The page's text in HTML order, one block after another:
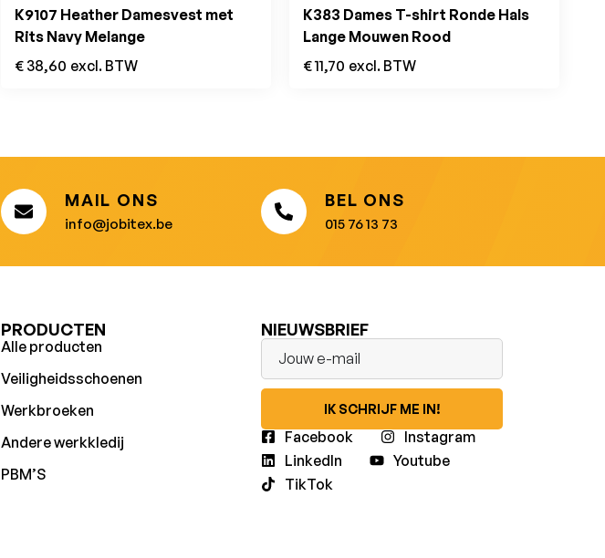
K9107 Heather Damesvest met
Rits Navy Melange
€ 38,60 excl. BTW
K383 Dames T-shirt Ronde Hals
Lange Mouwen Rood
€11,70 excl. BTW
MAIL ONS
info@jobitex.be
BEL ONS
015 76 13 73
PRODUCTEN
Alle producten
Veiligheidsschoenen
Werkbroeken
Andere werkkledij
PBM’S
NIEUWSBRIEF
IK SCHRIJF ME IN!
Facebook
Instagram
LinkedIn
Youtube
TikTok